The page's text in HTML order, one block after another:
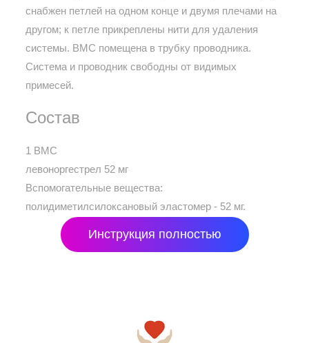
снабжен петлей на одном конце и двумя плечами на
другом; к петле прикреплены нити для удаления
системы. ВМС помещена в трубку проводника.
Система и проводник свободны от видимых
примесей.
Состав
1 ВМС
левоноргестрел 52 мг
Вспомогательные вещества:
полидиметилсилоксановый эластомер - 52 мг.
Инструкция полностью